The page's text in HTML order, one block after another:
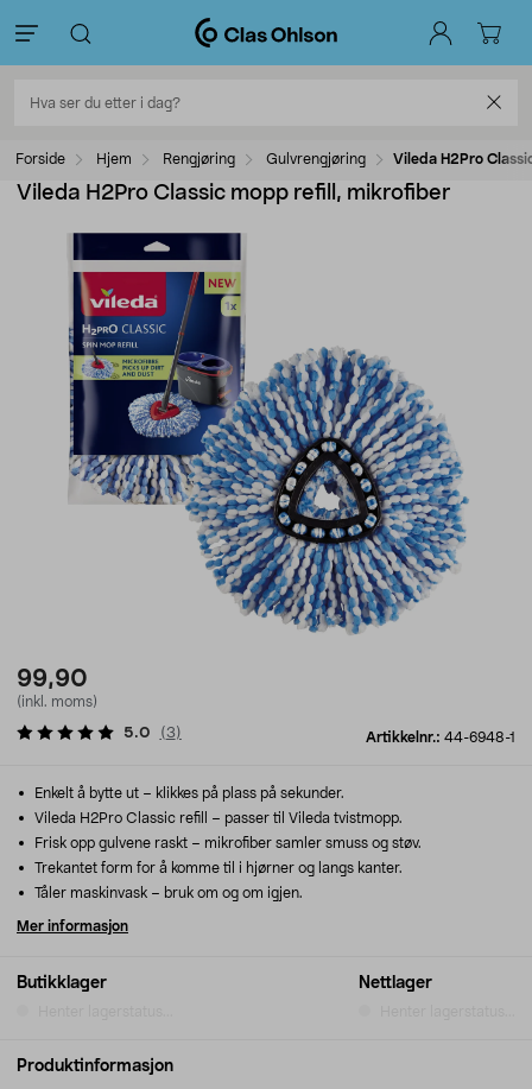
Forside Hjem Rengjøring Gulvrengjøring Vileda H2Pro
Vileda H2Pro Classic mopp refill, mikrofiber
99,90
(inkl. moms)
Artikkelnr.: 44-6948-1
5.0 (3)
Butikklager Nettlager
Enkelt å bytte ut – klikkes på plass på sekunder.
Vileda H2Pro Classic refill – passer til Vileda tvistmopp.
Frisk opp gulvene raskt – mikrofiber samler smuss og støv.
Trekantet form for å komme til i hjørner og langs kanter.
Tåler maskinvask – bruk om og om igjen.
Mer informasjon
Produktinformasjon